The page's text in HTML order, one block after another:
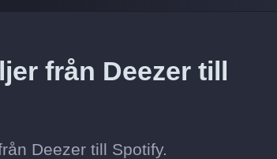
från Deezer till
Deezer till Spotify.